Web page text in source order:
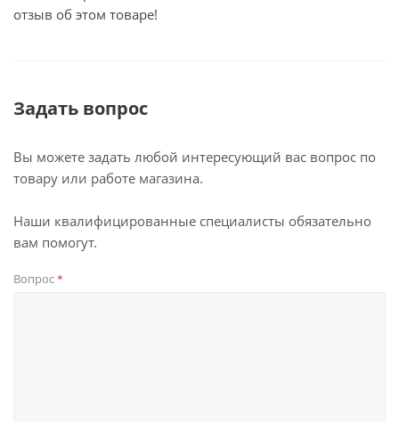
отзыв об этом товаре!
Задать вопрос
Вы можете задать любой интересующий вас вопрос по
товару или работе магазина.
Наши квалифицированные специалисты обязательно
вам помогут.
Вопрос*